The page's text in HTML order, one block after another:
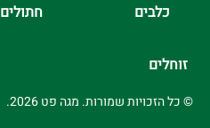
כלבים חתולים
זוחלים
© כל הזכויות שמורות. מגה פט 2026.